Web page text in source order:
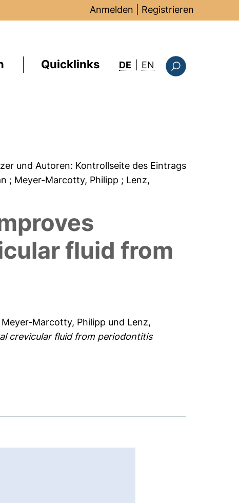
Anmelden Registrieren
Quicklinks DE EN : this page in
und Autoren: Kontrollseite des Eintrags
; Meyer-Marcotty, Philipp ; Lenz,
fluid from
Meyer-Marcotty, Philipp und Lenz,
crevicular fluid from periodontitis